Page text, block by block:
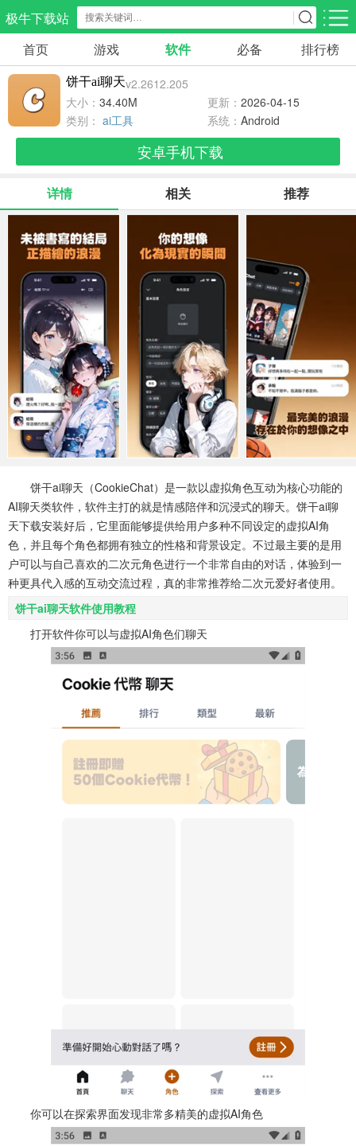
极牛下载站
应用分类 游戏分类
生活服务
298款应用
教育学习
178款应用
气象交通
84款应用
游戏辅助
478款应用
摄影美化
216款应用
社交聊天
184款应用
电子图书
441款应用
新闻阅读
43款应用
金融理财
54款应用
媒体影音
603款应用
系统工具
647款应用
健康医疗
53款应用
ai工具
336款应用
娱乐资讯
96款应用
首页 游戏 软件 必备 排行榜
饼干ai聊天v2.2612.205
大小： 34.40M 更新： 2026-04-15
类别： ai工具 系统： Android
安卓手机下载
详情 相关 推荐
饼干ai聊天（CookieChat）是一款以虚拟角色互动为核心功能的
AI聊天类软件，软件主打的就是情感陪伴和沉浸式的聊天。饼干ai聊
天下载安装好后，它里面能够提供给用户多种不同设定的虚拟AI角
色，并且每个角色都拥有独立的性格和背景设定。不过最主要的是用
户可以与自己喜欢的二次元角色进行一个非常自由的对话，体验到一
种更具代入感的互动交流过程，真的非常推荐给二次元爱好者使用。
饼干ai聊天软件使用教程
打开软件你可以与虚拟AI角色们聊天
你可以在探索界面发现非常多精美的虚拟AI角色